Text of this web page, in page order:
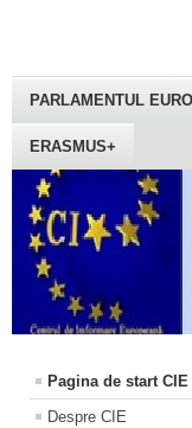
PARLAMENTUL
ERASMUS+
Pagina de start CIE
Despre CIE